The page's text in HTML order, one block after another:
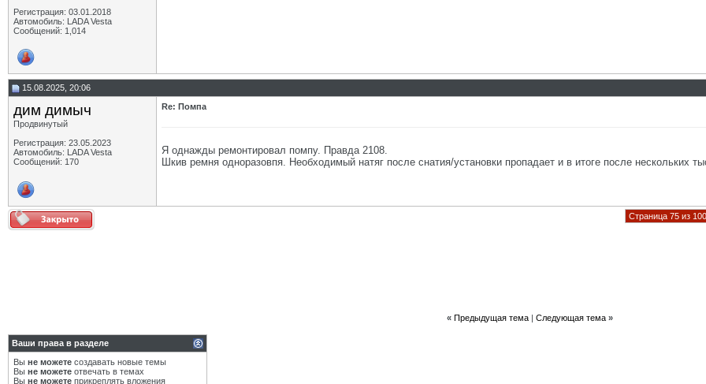
Регистрация: 03.01.2018
Автомобиль: LADA Vesta
Сообщений: 1,014
15.08.2025, 20:06
дим димыч
Продвинутый
Регистрация: 23.05.2023
Автомобиль: LADA Vesta
Сообщений: 170
Re: Помпа
Я однажды ремонтировал помпу. Правда 2108.
Шкив ремня одноразовпя. Необходимый натяг после снатия/установки пропадает и в итоге после нескольких
Страница 75 из 100
« Предыдущая тема| Следующая тема »
Ваши права в разделе
Вы не можете создавать новые темы
Вы не можете отвечать в темах
Вы не можете прикреплять вложения